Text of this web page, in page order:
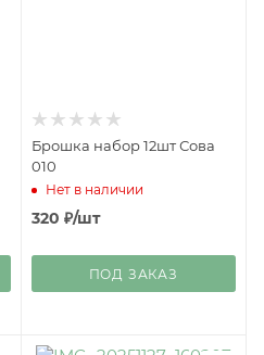
Брошка набор 12шт Сова
010
Нет в наличии
320 ₽/шт
ПОД ЗАКАЗ